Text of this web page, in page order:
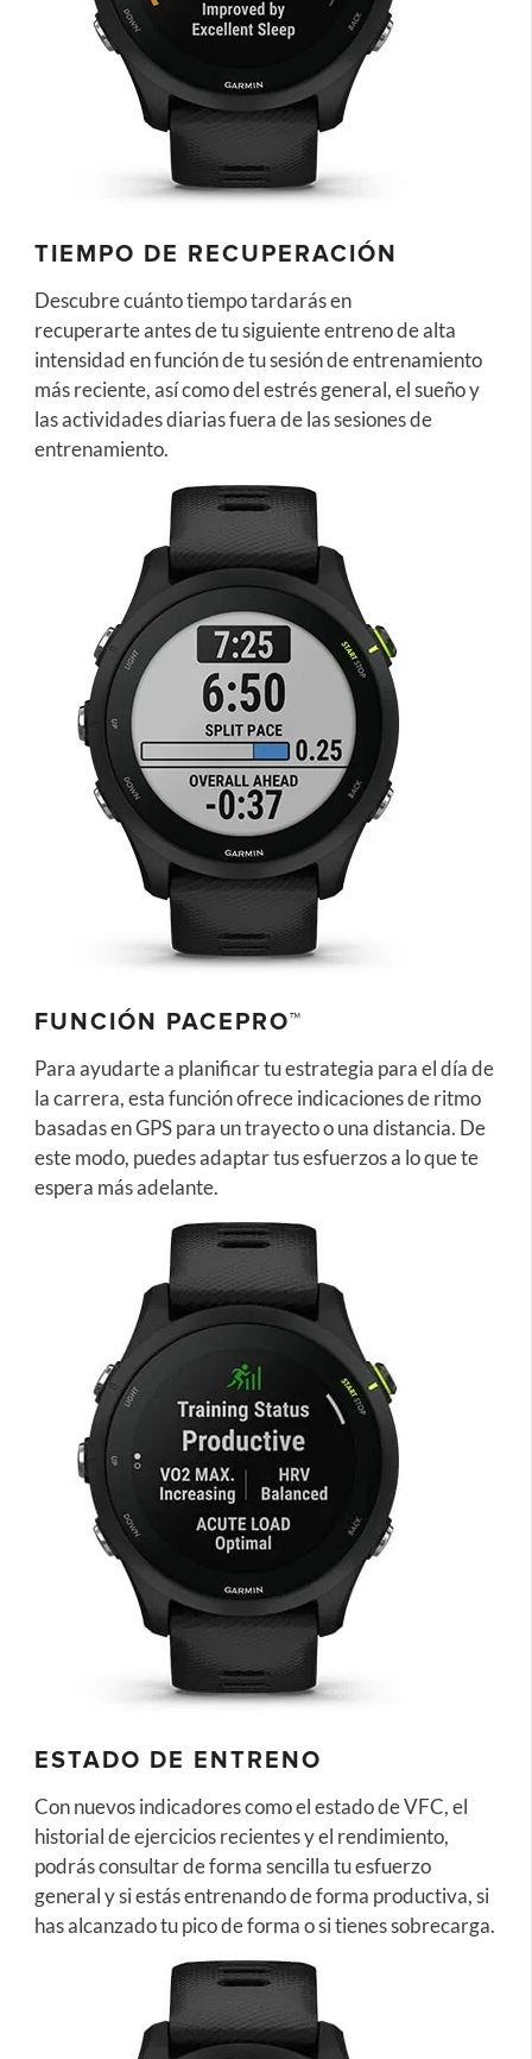
TIEMPO DE RECUPERACIÓN
Descubre cuánto tiempo tardarás en
recuperarte antes de tu siguiente entreno de alta
intensidad en función de tu sesión de entrenamiento
más reciente, así como del estrés general, el sueño y
las actividades diarias fuera de las sesiones de
entrenamiento.
FUNCIÓN PACEPRO™
Para ayudarte a planificar tu estrategia para el día de
la carrera, esta función ofrece indicaciones de ritmo
basadas en GPS para un trayecto o una distancia. De
este modo, puedes adaptar tus esfuerzos a lo que te
espera más adelante.
ESTADO DE ENTRENO
Con nuevos indicadores como el estado de VFC, el
historial de ejercicios recientes y el rendimiento,
podrás consultar de forma sencilla tu esfuerzo
general y si estás entrenando de forma productiva, si
has alcanzado tu pico de forma o si tienes sobrecarga.